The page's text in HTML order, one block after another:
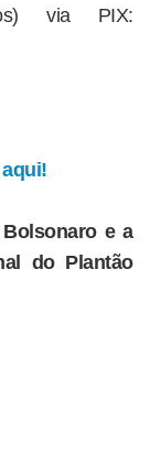
via PIX:
e a
do Plantão